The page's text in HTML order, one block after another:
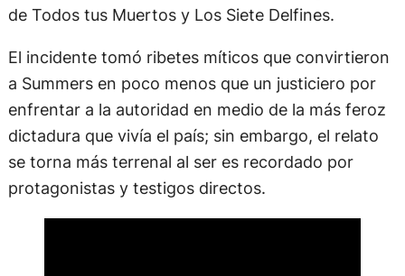
de Todos tus Muertos y Los Siete Delfines.
El incidente tomó ribetes míticos que convirtieron
a Summers en poco menos que un justiciero por
enfrentar a la autoridad en medio de la más feroz
dictadura que vivía el país; sin embargo, el relato
se torna más terrenal al ser es recordado por
protagonistas y testigos directos.